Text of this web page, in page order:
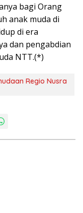
bagi Orang
anak muda di
di era
dan pengabdian
NTT.(*)
Regio Nusra